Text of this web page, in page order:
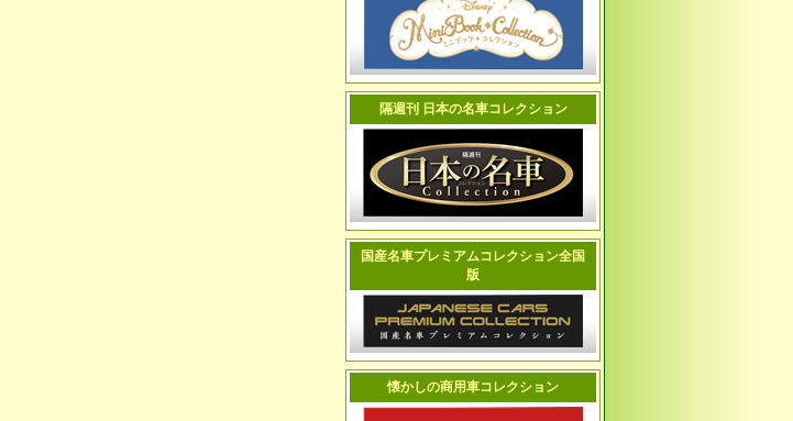
隔週刊 日本の名車コレクション
国産名車プレミアムコレクション全国
版
懐かしの商用車コレクション